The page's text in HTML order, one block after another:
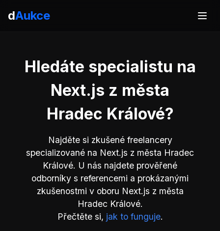
dAukce
Hledáte specialistu na
Next.js z města
Hradec Králové?
Najděte si zkušené freelancery
specializované na Next.js z města Hradec
Králové. U nás najdete prověřené
odborníky s referencemi a prokázanými
zkušenostmi v oboru Next.js z města
Hradec Králové.
Přečtěte si, jak to funguje.